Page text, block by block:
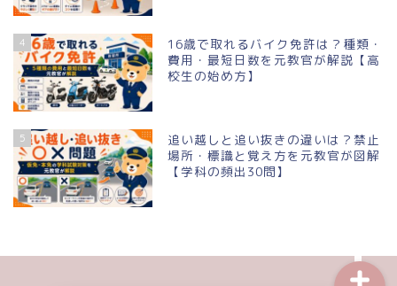
4
16歳で取れるバイク免許は？種類・
費用・最短日数を元教官が解説【高
校生の始め方】
5
追い越しと追い抜きの違いは？禁止
場所・標識と覚え方を元教官が図解
【学科の頻出30問】
関東地方
バイク免許